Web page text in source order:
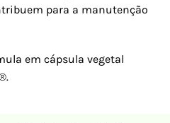
para a manutenção
em cápsula vegetal